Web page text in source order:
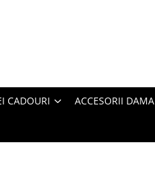
CADOURI ACCESORII DAMA